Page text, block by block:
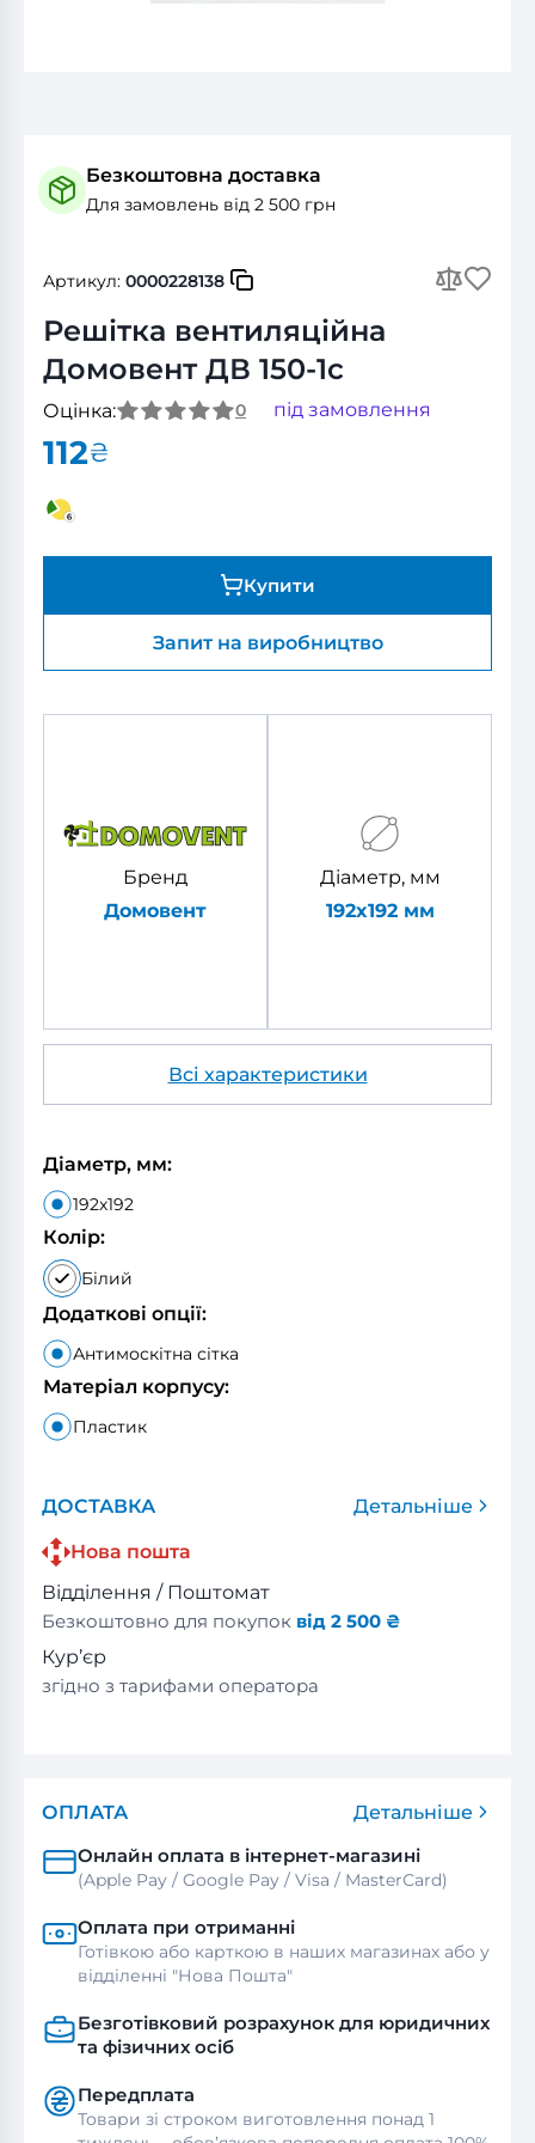
Безкоштовна доставка
Для замовлень від 2 500 грн
Артикул: 0000228138
Решітка вентиляційна
Домовент ДВ 150-1с
Оцінка: 0 під замовлення
112₴
Купити
Запит на виробництво
Бренд
Домовент
Діаметр, мм
192x192 мм
Всі характеристики
Діаметр, мм:
192x192
Колір:
Білий
Додаткові опції:
Антимоскітна сітка
Матеріал корпусу:
Пластик
ДОСТАВКА
Детальніше
Нова пошта
Відділення / Поштомат
Безкоштовно для покупок від 2 500 ₴
Кур’єр
згідно з тарифами оператора
ОПЛАТА
Детальніше
Онлайн оплата в інтернет-магазині
(Apple Pay / Google Pay / Visa / MasterСard)
Оплата при отриманні
Готівкою або карткою в наших магазинах або у
відділенні "Нова Пошта"
Безготівковий розрахунок для юридичних
та фізичних осіб
Передплата
Товари зі строком виготовлення понад 1